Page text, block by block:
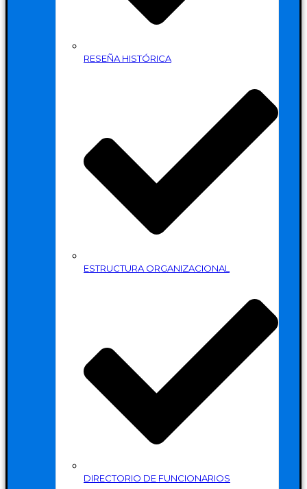
RESEÑA HISTÓRICA
ESTRUCTURA ORGANIZACIONAL
DIRECTORIO DE FUNCIONARIOS